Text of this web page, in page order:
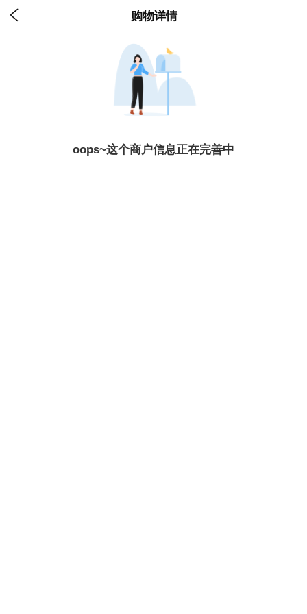
 购物详情
oops~这个商户信息正在完善中